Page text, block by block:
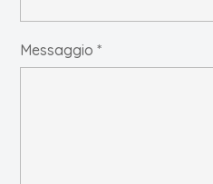
Messaggio *